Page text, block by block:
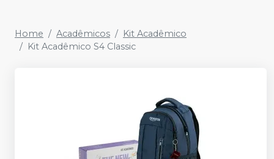
Home Acadêmicos
Kit Acadêmico
Kit Acadêmico S4 Classic